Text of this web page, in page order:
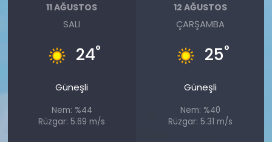
11 AĞUSTOS
SALI
24°
Güneşli
Nem: %44
Rüzgar: 5.69 m/s
12 AĞUSTOS
ÇARŞAMBA
25°
Güneşli
Nem: %40
Rüzgar: 5.31 m/s